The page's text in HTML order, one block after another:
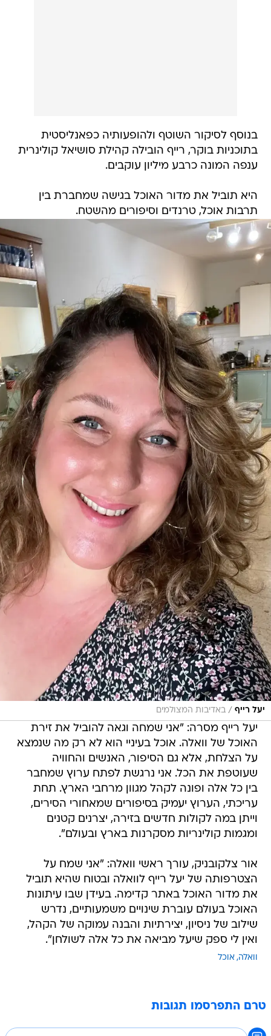
בנוסף לסיקור השוטף ולהופעותיה כפאנליסטית
בתוכניות בוקר, רייף הובילה קהילת סושיאל קולינרית
ענפה המונה כרבע מיליון עוקבים.
היא תוביל את מדור האוכל בגישה שמחברת בין
תרבות אוכל, טרנדים וסיפורים מהשטח.
יעל רייף / באדיבות המצולמים
יעל רייף מסרה: "אני שמחה וגאה להוביל את זירת
האוכל של וואלה. אוכל בעיניי הוא לא רק מה שנמצא
על הצלחת, אלא גם הסיפור, האנשים והחוויה
שעוטפת את הכל. אני נרגשת לפתח ערוץ שמחבר
בין כל אלה ופונה לקהל מגוון מרחבי הארץ. תחת
עריכתי, הערוץ יעמיק בסיפורים שמאחורי הסירים,
וייתן במה לקולות חדשים בזירה, יצרנים קטנים
ומגמות קולינריות מסקרנות בארץ ובעולם".
אור צלקובניק, עורך ראשי וואלה: "אני שמח על
הצטרפותה של יעל רייף לוואלה ובטוח שהיא תוביל
את מדור האוכל באתר קדימה. בעידן שבו עיתונות
האוכל בעולם עוברת שינויים משמעותיים, נדרש
שילוב של ניסיון, יצירתיות והבנה עמוקה של הקהל,
ואין לי ספק שיעל מביאה את כל אלה לשולחן".
וואלה אוכל
טרם התפרסמו תגובות